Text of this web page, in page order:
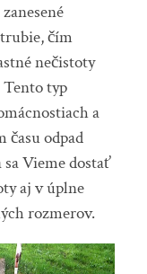
čím
nečistoty
typ
a
času odpad
Vieme dostať
aj v úplne
rozmerov.